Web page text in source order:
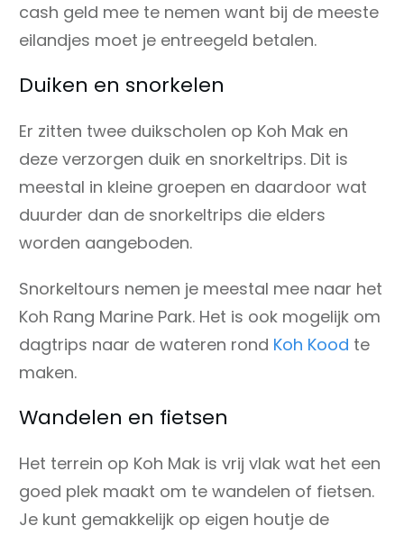
cash geld mee te nemen want bij de meeste
eilandjes moet je entreegeld betalen.
Duiken en snorkelen
Er zitten twee duikscholen op Koh Mak en
deze verzorgen duik en snorkeltrips. Dit is
meestal in kleine groepen en daardoor wat
duurder dan de snorkeltrips die elders
worden aangeboden.
Snorkeltours nemen je meestal mee naar het
Koh Rang Marine Park. Het is ook mogelijk om
dagtrips naar de wateren rond Koh Kood te
maken.
Wandelen en fietsen
Het terrein op Koh Mak is vrij vlak wat het een
goed plek maakt om te wandelen of fietsen.
Je kunt gemakkelijk op eigen houtje de